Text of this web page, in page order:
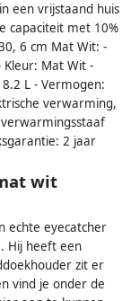
een vrijstaand huis
capaciteit met 10%
6 cm Mat Wit: -
Kleur: Mat Wit -
L - Vermogen:
verwarming,
2 jaar
wit
echte eyecatcher
Hij heeft een
zit er
vind je onder de